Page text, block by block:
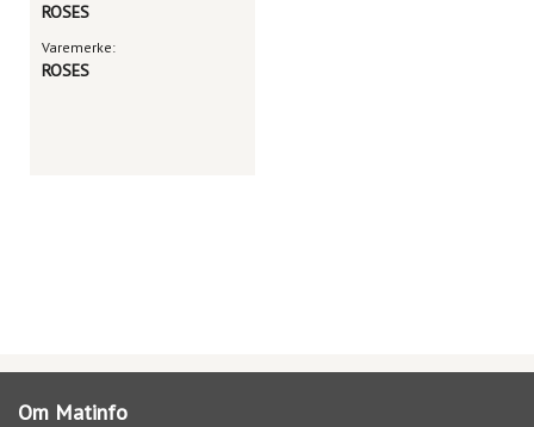
ROSES
Varemerke:
ROSES
Om Matinfo